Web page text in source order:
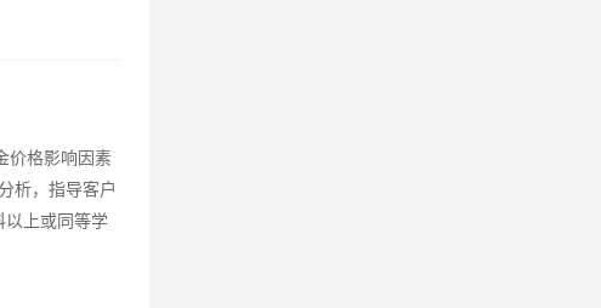
价格影响因素
析，指导客户
以上或同等学